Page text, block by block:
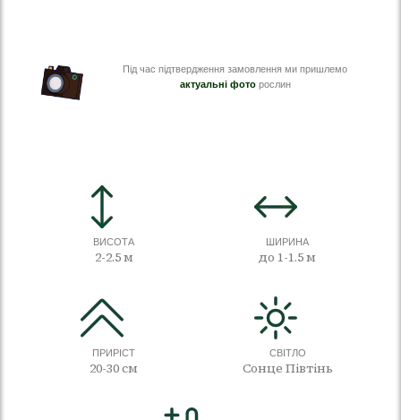
Під час підтвердження замовлення ми пришлемо
актуальні фоторослин
ВИСОТА
2-2.5 м
ШИРИНА
до 1-1.5 м
ПРИРІСТ
20-30 см
СВІТЛО
Сонце Півтінь